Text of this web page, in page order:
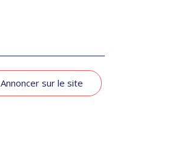
Annoncer sur le site